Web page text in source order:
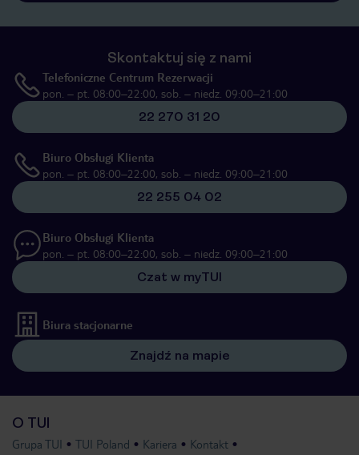
Skontaktuj się z nami
Telefoniczne Centrum Rezerwacji
pon. – pt. 08:00–22:00, sob. – niedz. 09:00–21:00
22 270 31 20
Biuro Obsługi Klienta
pon. – pt. 08:00–22:00, sob. – niedz. 09:00–21:00
22 255 04 02
Biuro Obsługi Klienta
pon. – pt. 08:00–22:00, sob. – niedz. 09:00–21:00
Czat w myTUI
Biura stacjonarne
Znajdź na mapie
O TUI
Grupa TUI TUI Poland Kariera
Kontakt